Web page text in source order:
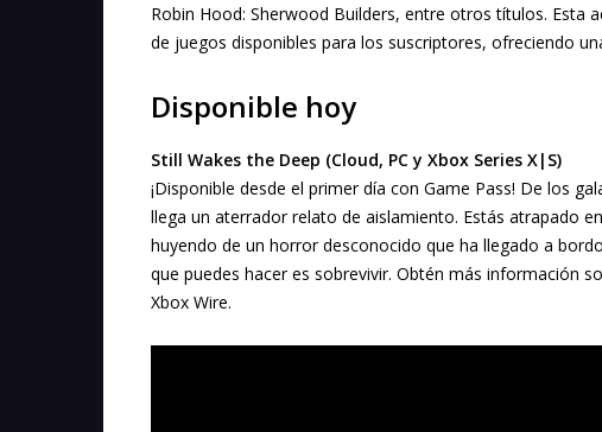
Robin Hood: Sherwood Builders, entre otros títulos. Esta
de juegos disponibles para los suscriptores, ofreciendo
Disponible hoy
Still Wakes the Deep (Cloud, PC y Xbox Series X|S)
¡Disponible desde el primer día con Game Pass! De los
llega un aterrador relato de aislamiento. Estás atrapado
huyendo de un horror desconocido que ha llegado a
que puedes hacer es sobrevivir. Obtén más información
Xbox Wire.